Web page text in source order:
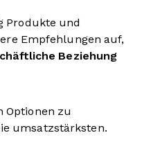
Produkte und
Empfehlungen auf,
Beziehung
Optionen zu
umsatzstärksten.